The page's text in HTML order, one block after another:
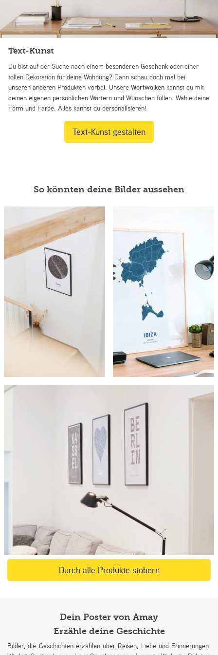
Text-Kunst
Du bist auf der Suche nach einem besonderen Geschenk oder einer
tollen Dekoration für deine Wohnung? Dann schau doch mal bei
unseren anderen Produkten vorbei. UnsereWortwolken kannst du mit
deinen eigenen persönlichen Wörtern und Wünschen füllen. Wähle deine
Form und Farbe. Alles kannst du personalisieren!
Text-Kunst gestalten
So könnten deine Bilder aussehen
Durch alle Produkte stöbern
Dein Poster von Amay
Erzähle deine Geschichte
Bilder, die Geschichten erzählen über Reisen, Liebe und Erinnerungen.